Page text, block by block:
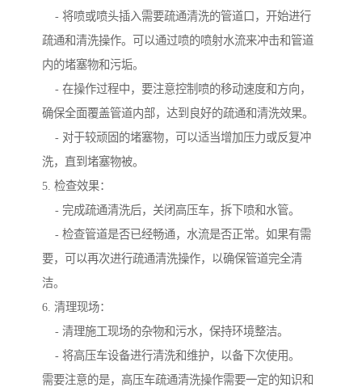
- 将喷或喷头插入需要疏通清洗的管道口，开始进行
疏通和清洗操作。可以通过喷的喷射水流来冲击和管道
内的堵塞物和污垢。
- 在操作过程中，要注意控制喷的移动速度和方向，
确保全面覆盖管道内部，达到良好的疏通和清洗效果。
- 对于较顽固的堵塞物，可以适当增加压力或反复冲
洗，直到堵塞物被。
5. 检查效果：
- 完成疏通清洗后，关闭高压车，拆下喷和水管。
- 检查管道是否已经畅通，水流是否正常。如果有需
要，可以再次进行疏通清洗操作，以确保管道完全清
洁。
6. 清理现场：
- 清理施工现场的杂物和污水，保持环境整洁。
- 将高压车设备进行清洗和维护，以备下次使用。
需要注意的是，高压车疏通清洗操作需要一定的知识和